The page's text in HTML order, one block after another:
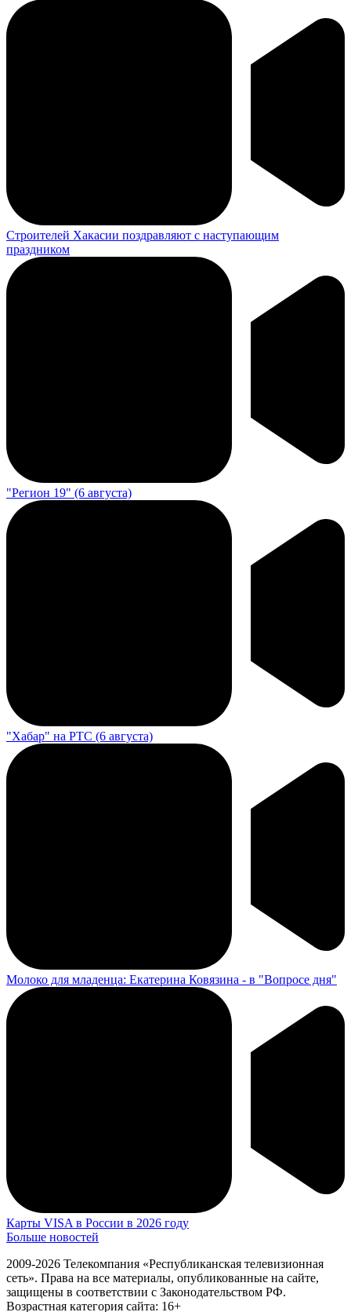
Строителей Хакасии поздравляют с наступающим
праздником
"Регион 19" (6 августа)
"Хабар" на РТС (6 августа)
Молоко для младенца: Екатерина Ковязина - в "Вопросе дня"
Карты VISA в России в 2026 году
Больше новостей
2009-2026 Телекомпания «Республиканская телевизионная
сеть». Права на все материалы, опубликованные на сайте,
защищены в соответствии с Законодательством РФ.
Возрастная категория сайта: 16+